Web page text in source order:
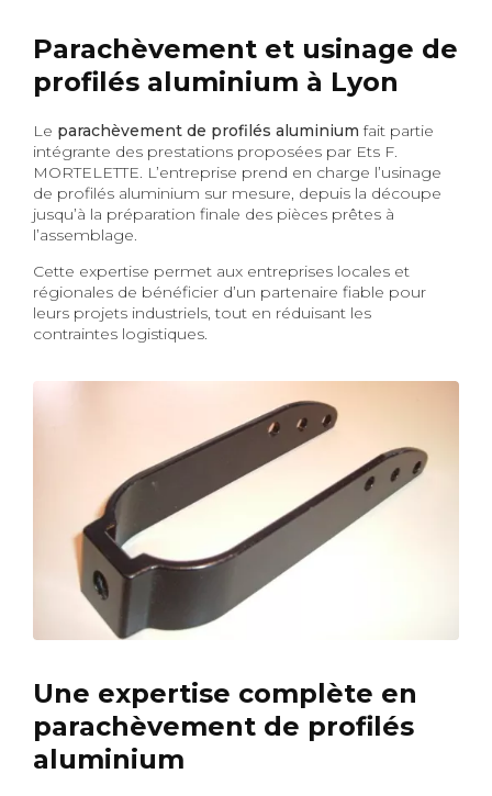
Parachèvement et usinage de
profilés aluminium à Lyon
Le parachèvement de profilés aluminium fait partie
intégrante des prestations proposées par Ets F.
MORTELETTE. L’entreprise prend en charge l’usinage
de profilés aluminium sur mesure, depuis la découpe
jusqu’à la préparation finale des pièces prêtes à
l’assemblage.
Cette expertise permet aux entreprises locales et
régionales de bénéficier d’un partenaire fiable pour
leurs projets industriels, tout en réduisant les
contraintes logistiques.
Une expertise complète en
parachèvement de profilés
aluminium